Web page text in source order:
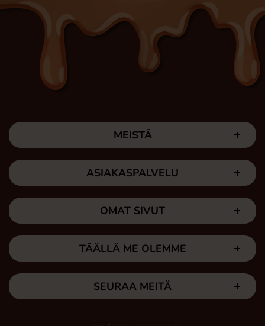
MEISTÄ
ASIAKASPALVELU
OMAT SIVUT
TÄÄLLÄ ME OLEMME
SEURAA MEITÄ